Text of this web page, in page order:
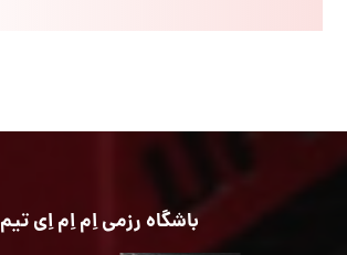
باشگاه رزمی اِم اِم اِی تیم